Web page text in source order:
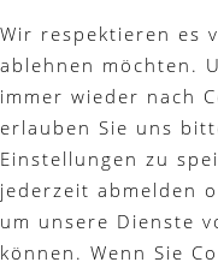
Wir respektieren es
ablehnen möchten.
immer wieder nach
erlauben Sie uns
Einstellungen zu
jederzeit abmelden
um unsere Dienste
können. Wenn Sie